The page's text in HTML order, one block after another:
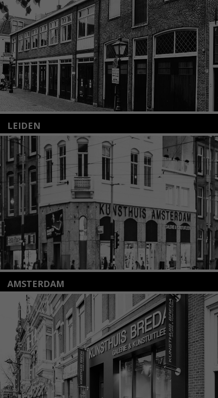
LEIDEN
Nieuwstraat 35
2312 KA Leiden
+31(0)71 – 52 84 480
info@kunsthuisleiden.nl
Lees meer
AMSTERDAM
Amstelveenseweg 135
1075 VX Amsterdam
+31 (0)20 2332546
info@kunsthuisamsterdam.nl
Lees meer